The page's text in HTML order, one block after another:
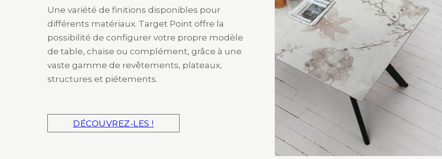
Une variété de finitions disponibles pour
différents matériaux. Target Point offre la
possibilité de configurer votre propre modèle
de table, chaise ou complément, grâce à une
vaste gamme de revêtements, plateaux,
structures et piétements.
DÉCOUVREZ-LES !